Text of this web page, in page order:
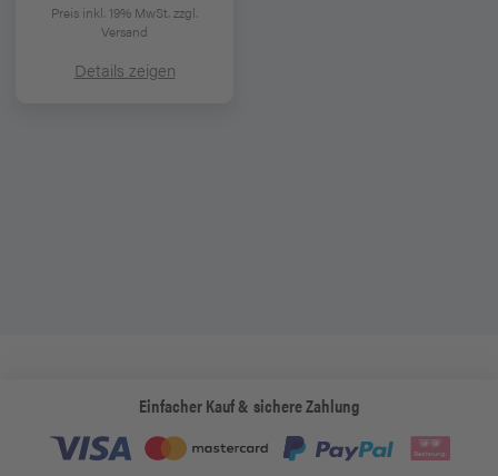
Preis inkl. 19% MwSt.zzgl.
Versand
Details zeigen
Einfacher Kauf & sichere Zahlung